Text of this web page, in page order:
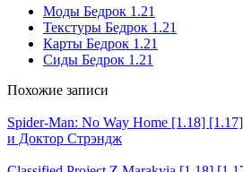
Моды Бедрок 1.21
Текстуры Бедрок 1.21
Карты Бедрок 1.21
Сиды Бедрок 1.21
Похожие записи
Spider-Man: No Way Home [1.18]
и Доктор Стрэндж